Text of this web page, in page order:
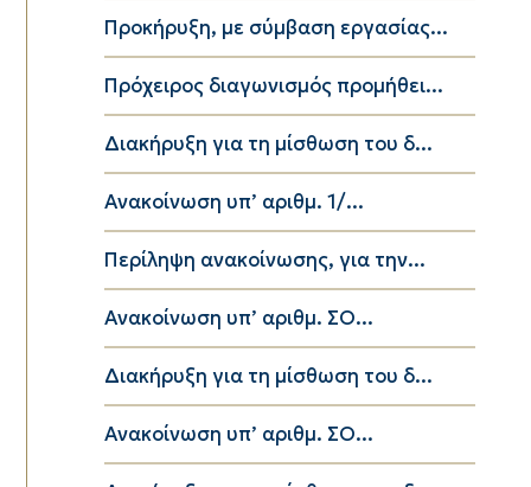
Προκήρυξη, με σύμβαση εργασίας...
Πρόχειρος διαγωνισμός προμήθει...
Διακήρυξη για τη μίσθωση του δ...
Ανακοίνωση υπ’ αριθμ. 1/...
Περίληψη ανακοίνωσης, για την...
Ανακοίνωση υπ’ αριθμ. ΣΟ...
Διακήρυξη για τη μίσθωση του δ...
Ανακοίνωση υπ’ αριθμ. ΣΟ...